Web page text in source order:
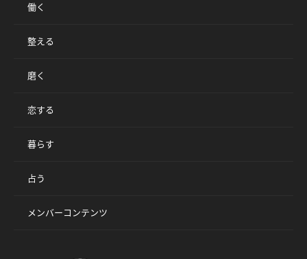
働く
整える
磨く
恋する
暮らす
占う
メンバーコンテンツ